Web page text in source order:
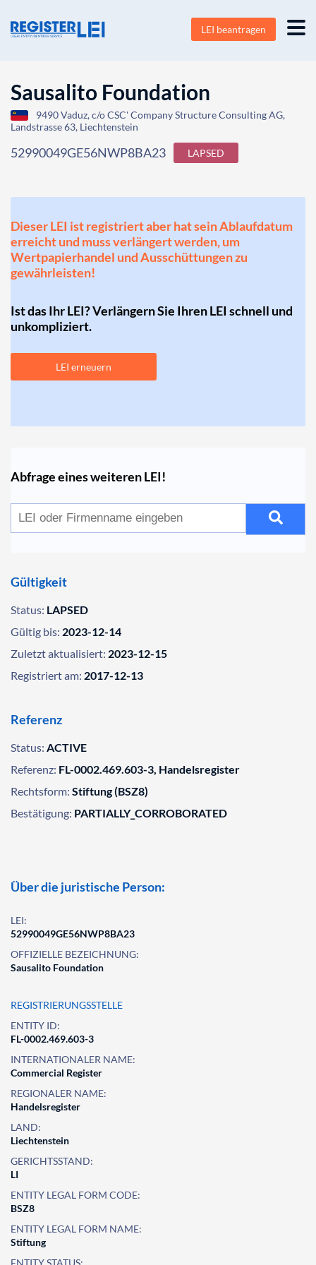
LEI beantragen
Sausalito Foundation
9490 Vaduz, c/o CSC' Company Structure Consulting AG,
Landstrasse 63, Liechtenstein
52990049GE56NWP8BA23 LAPSED
Dieser LEI ist registriert aber hat sein Ablaufdatum
erreicht und muss verlängert werden, um
Wertpapierhandel und Ausschüttungen zu
gewährleisten!
Ist das Ihr LEI? Verlängern Sie Ihren LEI schnell und
unkompliziert.
LEI erneuern
Abfrage eines weiteren LEI!
Gültigkeit
Status: LAPSED
Gültig bis: 2023-12-14
Zuletzt aktualisiert: 2023-12-15
Registriert am: 2017-12-13
Referenz
Status: ACTIVE
Referenz: FL-0002.469.603-3, Handelsregister
Rechtsform: Stiftung (BSZ8)
Bestätigung: PARTIALLY_CORROBORATED
Über die juristische Person:
LEI:
52990049GE56NWP8BA23
OFFIZIELLE BEZEICHNUNG:
Sausalito Foundation
REGISTRIERUNGSSTELLE
ENTITY ID:
FL-0002.469.603-3
INTERNATIONALER NAME:
Commercial Register
REGIONALER NAME:
Handelsregister
LAND:
Liechtenstein
GERICHTSSTAND:
LI
ENTITY LEGAL FORM CODE:
BSZ8
ENTITY LEGAL FORM NAME:
Stiftung
ENTITY STATUS: